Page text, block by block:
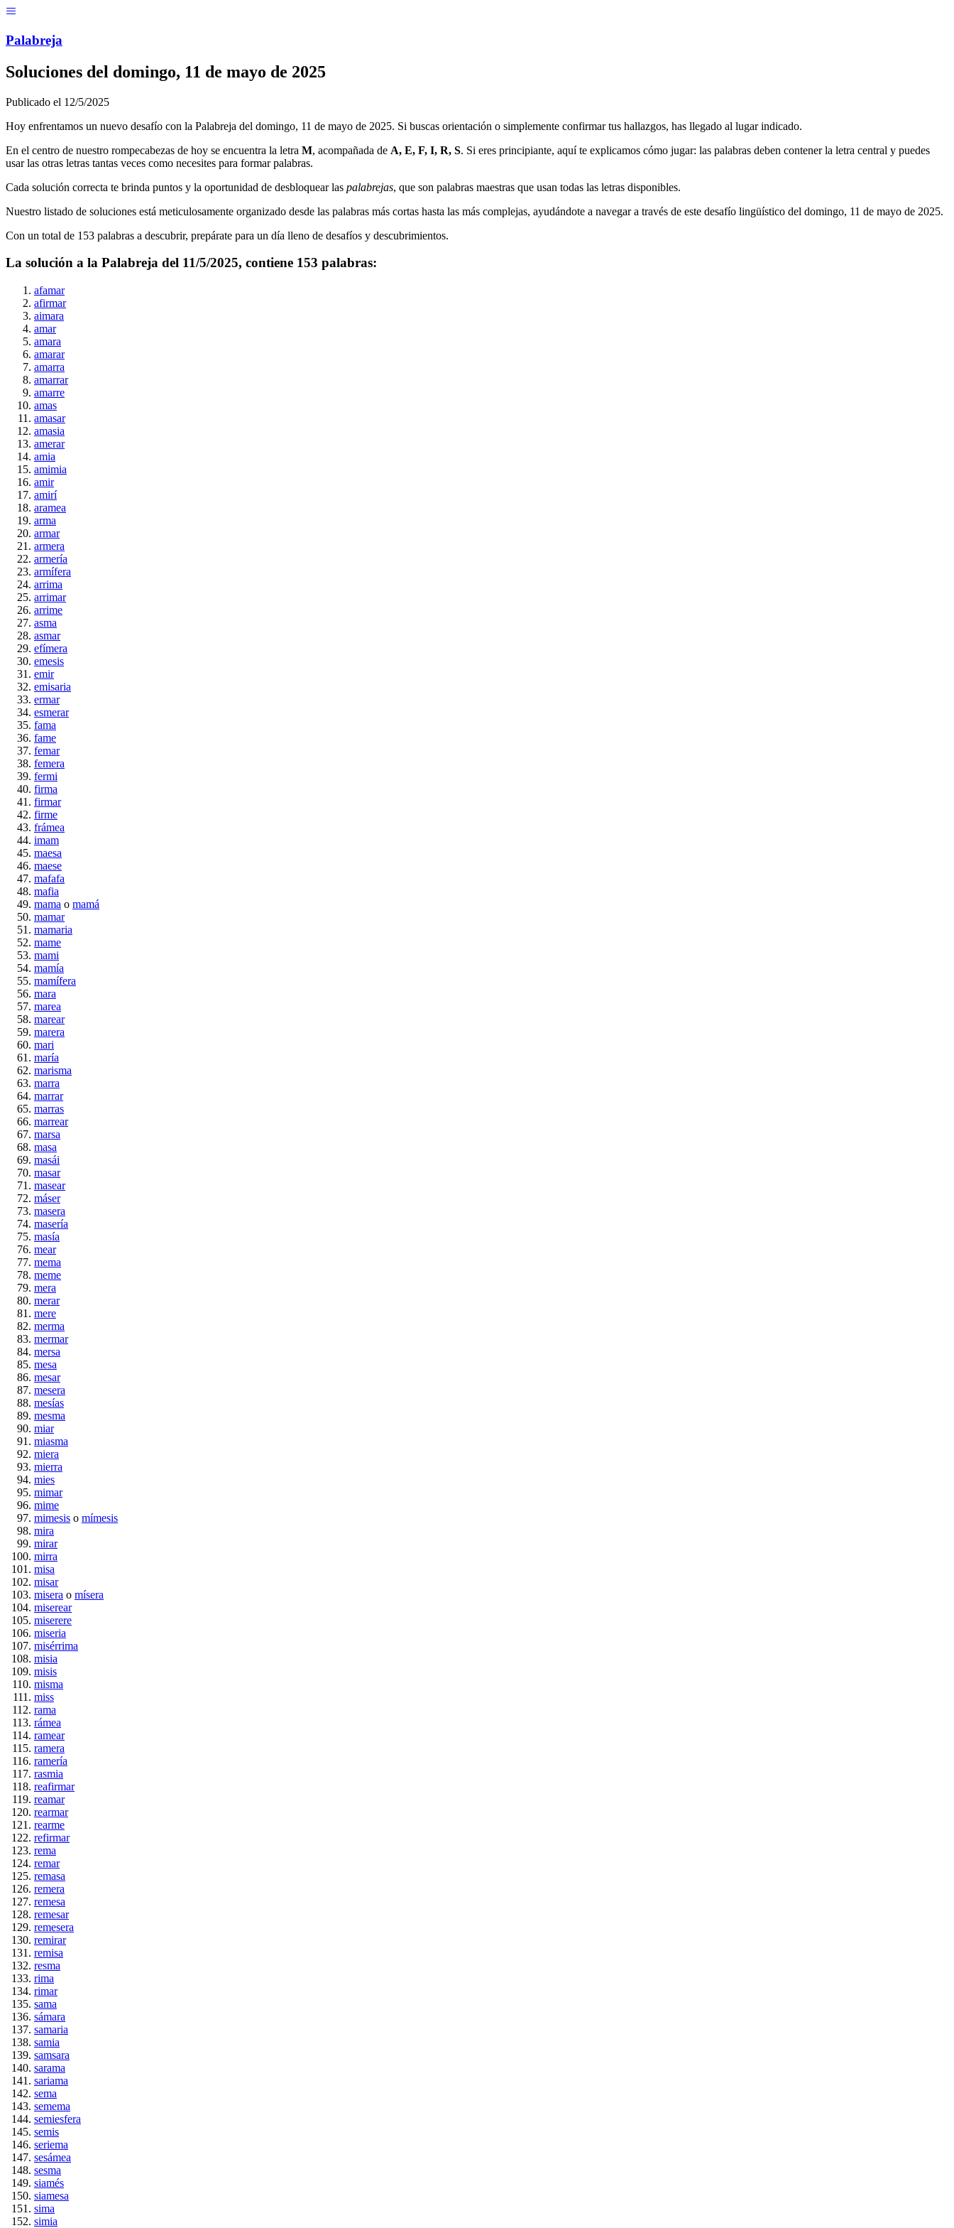
Palabreja
Soluciones del domingo, 11 de mayo de 2025
Publicado el 12/5/2025
Hoy enfrentamos un nuevo desafío con la Palabreja del domingo, 11 de mayo de 2025. Si buscas orientación o simplemente confirmar tus hallazgos, has llegado al lugar indicado.
En el centro de nuestro rompecabezas de hoy se encuentra la letra M, acompañada de A, E, F, I, R, S. Si eres principiante, aquí te explicamos cómo jugar: las palabras deben contener la letra central y puedes
usar las otras letras tantas veces como necesites para formar palabras.
Cada solución correcta te brinda puntos y la oportunidad de desbloquear las palabrejas, que son palabras maestras que usan todas las letras disponibles.
Nuestro listado de soluciones está meticulosamente organizado desde las palabras más cortas hasta las más complejas, ayudándote a navegar a través de este desafío lingüístico del domingo, 11 de mayo de 2025.
Con un total de 153 palabras a descubrir, prepárate para un día lleno de desafíos y descubrimientos.
La solución a la Palabreja del 11/5/2025, contiene 153 palabras:
afamar
afirmar
aimara
amar
amara
amarar
amarra
amarrar
amarre
amas
amasar
amasia
amerar
amia
amimia
amir
amirí
aramea
arma
armar
armera
armería
armífera
arrima
arrimar
arrime
asma
asmar
efímera
emesis
emir
emisaria
ermar
esmerar
fama
fame
femar
femera
fermi
firma
firmar
firme
frámea
imam
maesa
maese
mafafa
mafia
mama o mamá
mamar
mamaria
mame
mami
mamía
mamífera
mara
marea
marear
marera
mari
maría
marisma
marra
marrar
marras
marrear
marsa
masa
masái
masar
masear
máser
masera
masería
masía
mear
mema
meme
mera
merar
mere
merma
mermar
mersa
mesa
mesar
mesera
mesías
mesma
miar
miasma
miera
mierra
mies
mimar
mime
mimesis o mímesis
mira
mirar
mirra
misa
misar
misera o mísera
miserear
miserere
miseria
misérrima
misia
misis
misma
miss
rama
rámea
ramear
ramera
ramería
rasmia
reafirmar
reamar
rearmar
rearme
refirmar
rema
remar
remasa
remera
remesa
remesar
remesera
remirar
remisa
resma
rima
rimar
sama
sámara
samaria
samia
samsara
sarama
sariama
sema
semema
semiesfera
semis
seriema
sesámea
sesma
siamés
siamesa
sima
simia